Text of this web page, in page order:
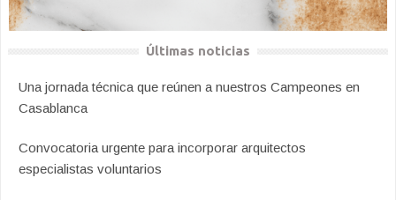
Últimas noticias
Una jornada técnica que reúnen a nuestros Campeones en
Casablanca
Convocatoria urgente para incorporar arquitectos
especialistas voluntarios